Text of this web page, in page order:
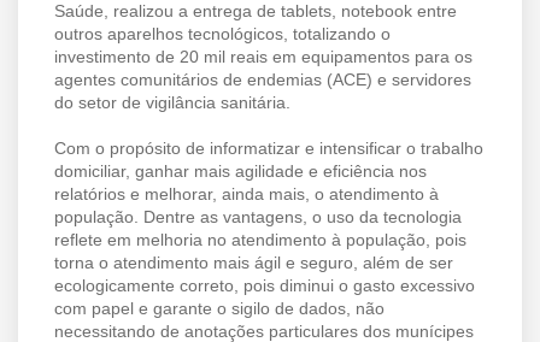
Saúde, realizou a entrega de tablets, notebook entre
outros aparelhos tecnológicos, totalizando o
investimento de 20 mil reais em equipamentos para os
agentes comunitários de endemias (ACE) e servidores
do setor de vigilância sanitária.
Com o propósito de informatizar e intensificar o trabalho
domiciliar, ganhar mais agilidade e eficiência nos
relatórios e melhorar, ainda mais, o atendimento à
população. Dentre as vantagens, o uso da tecnologia
reflete em melhoria no atendimento à população, pois
torna o atendimento mais ágil e seguro, além de ser
ecologicamente correto, pois diminui o gasto excessivo
com papel e garante o sigilo de dados, não
necessitando de anotações particulares dos munícipes